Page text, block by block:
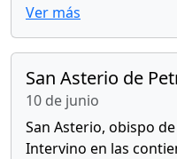
Ver más
San Asterio de
10 de junio
San Asterio, obispo
Intervino en las